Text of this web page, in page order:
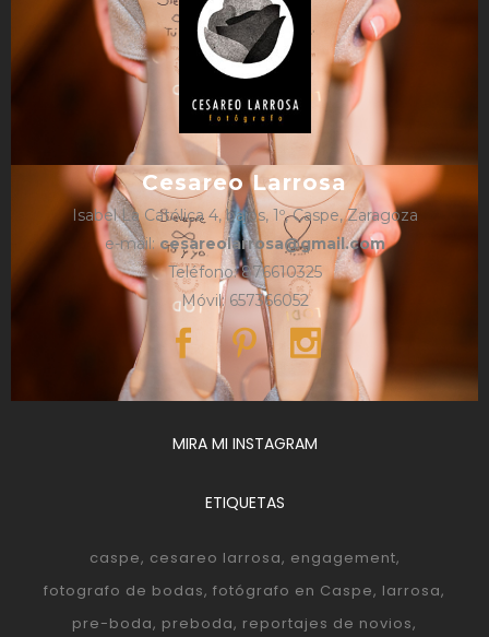
Cesareo Larrosa
Isabel La Católica 4, bajos, 1º, Caspe, Zaragoza
e-mail:cesareolarrosa@gmail.com
Teléfono: 876610325
Móvil: 657366052
MIRA MI INSTAGRAM
ETIQUETAS
caspe cesareo larrosa engagement
fotografo de bodas fotógrafo en Caspe larrosa
pre-boda preboda reportajes de novios